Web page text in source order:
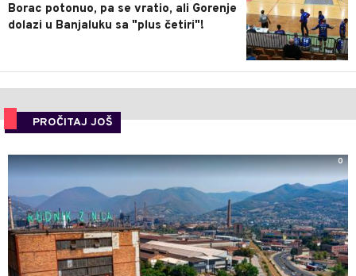
Borac potonuo, pa se vratio, ali Gorenje
dolazi u Banjaluku sa "plus četiri"!
PROČITAJ JOŠ
0